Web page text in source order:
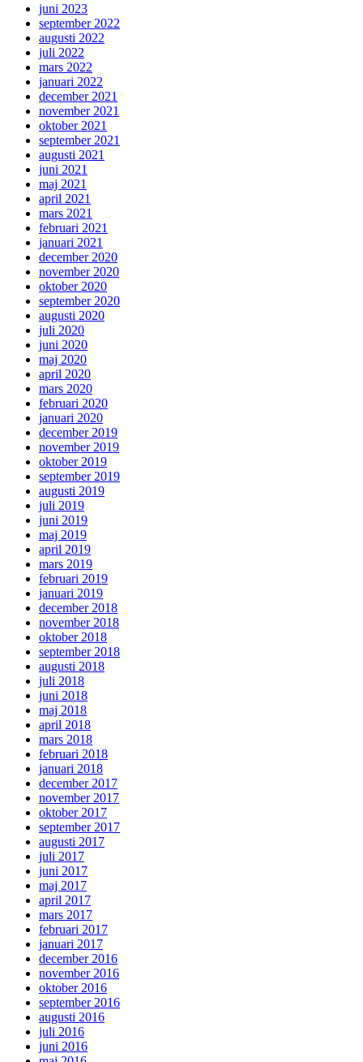
juni 2023
september 2022
augusti 2022
juli 2022
mars 2022
januari 2022
december 2021
november 2021
oktober 2021
september 2021
augusti 2021
juni 2021
maj 2021
april 2021
mars 2021
februari 2021
januari 2021
december 2020
november 2020
oktober 2020
september 2020
augusti 2020
juli 2020
juni 2020
maj 2020
april 2020
mars 2020
februari 2020
januari 2020
december 2019
november 2019
oktober 2019
september 2019
augusti 2019
juli 2019
juni 2019
maj 2019
april 2019
mars 2019
februari 2019
januari 2019
december 2018
november 2018
oktober 2018
september 2018
augusti 2018
juli 2018
juni 2018
maj 2018
april 2018
mars 2018
februari 2018
januari 2018
december 2017
november 2017
oktober 2017
september 2017
augusti 2017
juli 2017
juni 2017
maj 2017
april 2017
mars 2017
februari 2017
januari 2017
december 2016
november 2016
oktober 2016
september 2016
augusti 2016
juli 2016
juni 2016